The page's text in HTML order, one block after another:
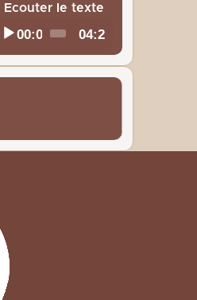
Ecouter le texte
Current
time
00:00
Total
duration
04:29